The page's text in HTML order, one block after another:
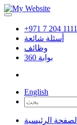
+971 7 204 1111
أسئلة شائعة
وظائف
360 بوابة
English
الصفحة الرئيسية